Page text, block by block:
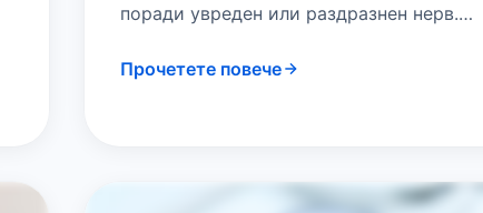
поради увреден или раздразнен нерв.
на тялото, причинявайки лека…
Прочетете повече